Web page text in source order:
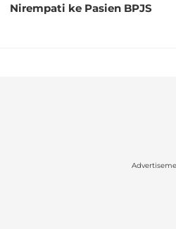
Nirempati ke Pasien BPJS